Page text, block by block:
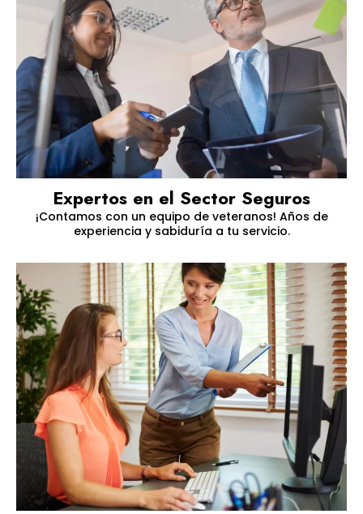
Expertos en el Sector Seguros
¡Contamos con un equipo de veteranos! Años de
experiencia y sabiduría a tu servicio.